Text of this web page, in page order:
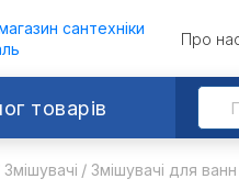
Про
товарів
Змішувачі Змішувачі для ванн